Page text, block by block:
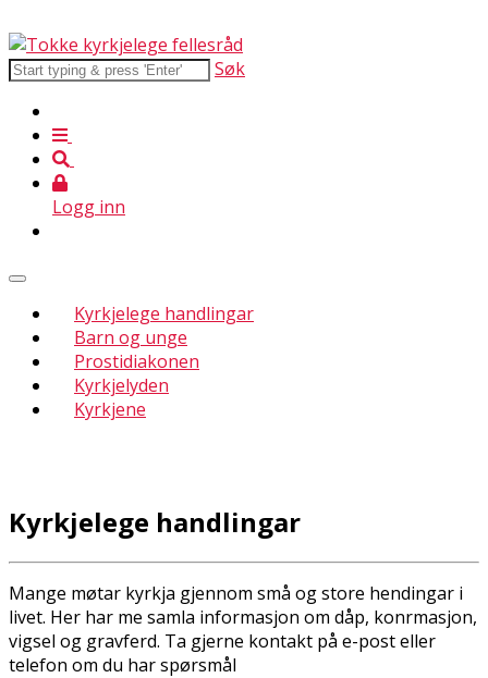
Søk
Logg inn
Kyrkjelege handlingar
Barn og unge
Prostidiakonen
Kyrkjelyden
Kyrkjene
Kyrkjelege handlingar
Mange møtar kyrkja gjennom små og store hendingar i
livet. Her har me samla informasjon om dåp, konfirmasjon,
vigsel og gravferd. Ta gjerne kontakt på e-post eller
telefon om du har spørsmål